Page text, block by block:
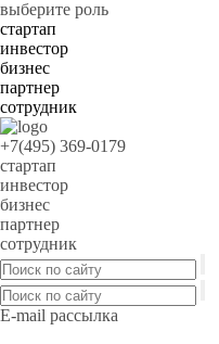
выберите роль
стартап
инвестор
бизнес
партнер
сотрудник
+7(495) 369-0179
стартап
инвестор
бизнес
партнер
сотрудник
E-mail рассылка